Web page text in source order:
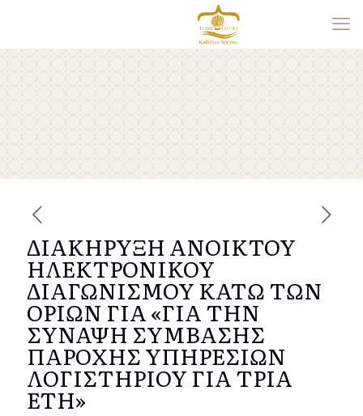
ΔΙΑΚΗΡΥΞΗ ΑΝΟΙΚΤΟΥ
ΗΛΕΚΤΡΟΝΙΚΟΥ
ΔΙΑΓΩΝΙΣΜΟΥ ΚΑΤΩ ΤΩΝ
ΟΡΙΩΝ ΓΙΑ «ΓΙΑ ΤΗΝ
ΣΥΝΑΨΗ ΣΥΜΒΑΣΗΣ
ΠΑΡΟΧΗΣ ΥΠΗΡΕΣΙΩΝ
ΛΟΓΙΣΤΗΡΙΟΥ ΓΙΑ ΤΡΙΑ
ΕΤΗ»